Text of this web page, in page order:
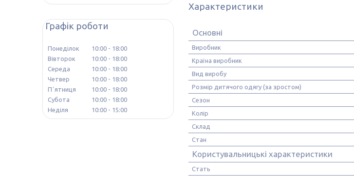
Характеристики
Основні
Виробник
Країна виробник
Вид виробу
Розмір дитячого одягу (за зростом)
Сезон
Колір
Склад
Стан
Користувальницькі характеристики
Стать
Графік роботи
Понеділок 10:00
18:00
Вівторок
10:00
18:00
Середа
10:00
18:00
Четвер
10:00
18:00
Пʼятниця
10:00
18:00
Субота
10:00
18:00
Неділя
10:00 15:00